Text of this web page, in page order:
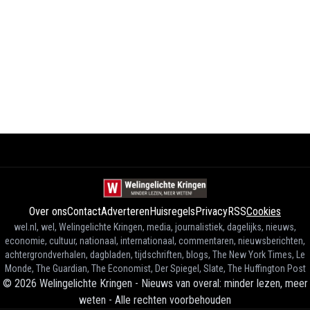
Over onsContactAdverterenHuisregelsPrivacyRSSCookies
wel.nl, wel, Welingelichte Kringen, media, journalistiek, dagelijks, nieuws,
economie, cultuur, nationaal, internationaal, commentaren, nieuwsberichten,
achtergrondverhalen, dagbladen, tijdschriften, blogs, The New York Times, Le
Monde, The Guardian, The Economist, Der Spiegel, Slate, The Huffington Post
© 2026 Welingelichte Kringen - Nieuws van overal: minder lezen, meer
weten - Alle rechten voorbehouden